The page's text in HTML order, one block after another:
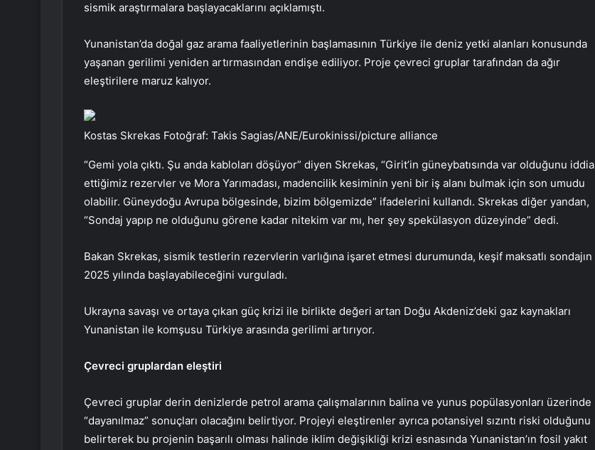
sismik araştırmalara başlayacaklarını açıklamıştı.
Yunanistan’da doğal gaz arama faaliyetlerinin başlamasının Türkiye ile deniz yetki alanları konusunda
yaşanan gerilimi yeniden artırmasından endişe ediliyor. Proje çevreci gruplar tarafından da ağır
eleştirilere maruz kalıyor.
Kostas Skrekas Fotoğraf: Takis Sagias/ANE/Eurokinissi/picture alliance
“Gemi yola çıktı. Şu anda kabloları döşüyor” diyen Skrekas, “Girit’in güneybatısında var olduğunu iddia
ettiğimiz rezervler ve Mora Yarımadası, madencilik kesiminin yeni bir iş alanı bulmak için son umudu
olabilir. Güneydoğu Avrupa bölgesinde, bizim bölgemizde” ifadelerini kullandı. Skrekas diğer yandan,
“Sondaj yapıp ne olduğunu görene kadar nitekim var mı, her şey spekülasyon düzeyinde” dedi.
Bakan Skrekas, sismik testlerin rezervlerin varlığına işaret etmesi durumunda, keşif maksatlı sondajın
2025 yılında başlayabileceğini vurguladı.
Ukrayna savaşı ve ortaya çıkan güç krizi ile birlikte değeri artan Doğu Akdeniz’deki gaz kaynakları
Yunanistan ile komşusu Türkiye arasında gerilimi artırıyor.
Çevreci gruplardan eleştiri
Çevreci gruplar derin denizlerde petrol arama çalışmalarının balina ve yunus popülasyonları üzerinde
“dayanılmaz” sonuçları olacağını belirtiyor. Projeyi eleştirenler ayrıca potansiyel sızıntı riski olduğunu
belirterek bu projenin başarılı olması halinde iklim değişikliği krizi esnasında Yunanistan’ın fosil yakıt